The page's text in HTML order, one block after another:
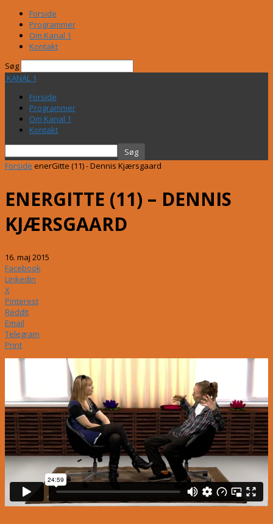
Forside
Programmer
Om Kanal 1
Kontakt
Søg
KANAL 1
Forside
Programmer
Om Kanal 1
Kontakt
Forside enerGitte (11) - Dennis Kjærsgaard
ENERGITTE (11) – DENNIS
KJÆRSGAARD
16. maj 2015
Facebook
Linkedin
X
Pinterest
ReddIt
Email
Telegram
Print